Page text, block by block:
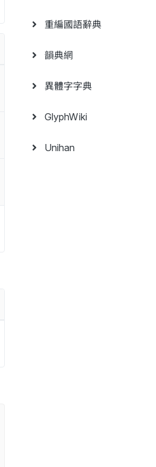
重編國語辭典
韻典網
異體字字典
GlyphWiki
Unihan